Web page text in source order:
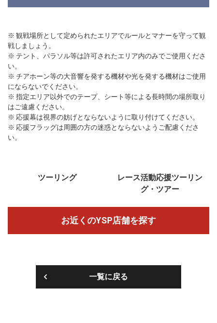
※ 観戦場所として定められたエリアでルールとマナーを守って観
戦しましょう。
※ テント、パラソル等は許可されたエリア内のみでご使用くださ
い。
※ チアホーン等の大音響を発する機材や光を発する機材はご使用
にならないでください。
※ 指定エリア以外でのテープ、シート等による長時間の場所取り
はご遠慮ください。
※ 応援幕は視界の妨げとならないように取り付けてください。
※ 応援フラッグは周囲の方の迷惑とならないようご配慮くださ
い。
ツーリング
レース活動応援ツーリン
グ・ツアー
お近くのYSP店舗を探す
一覧に戻る